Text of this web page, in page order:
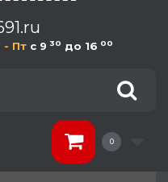
- Пт c 9 30 до 16 00
0